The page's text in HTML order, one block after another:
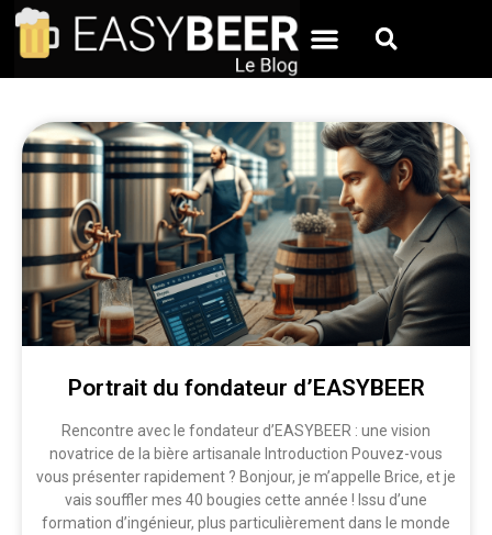
Aller
contenu
Portrait du fondateur d’EASYBEER
Rencontre avec le fondateur d’EASYBEER : une vision
novatrice de la bière artisanale Introduction Pouvez-vous
vous présenter rapidement ? Bonjour, je m’appelle Brice, et je
vais souffler mes 40 bougies cette année ! Issu d’une
formation d’ingénieur, plus particulièrement dans le monde